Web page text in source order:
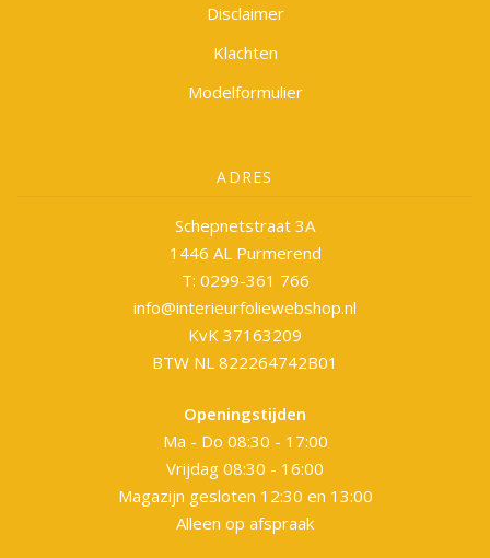
Disclaimer
Klachten
Modelformulier
ADRES
Schepnetstraat 3A
1446 AL Purmerend
T: 0299-361 766
info@interieurfoliewebshop.nl
KvK 37163209
BTW NL 822264742B01
Openingstijden
Ma - Do 08:30 - 17:00
Vrijdag 08:30 - 16:00
Magazijn gesloten 12:30 en 13:00
Alleen op afspraak